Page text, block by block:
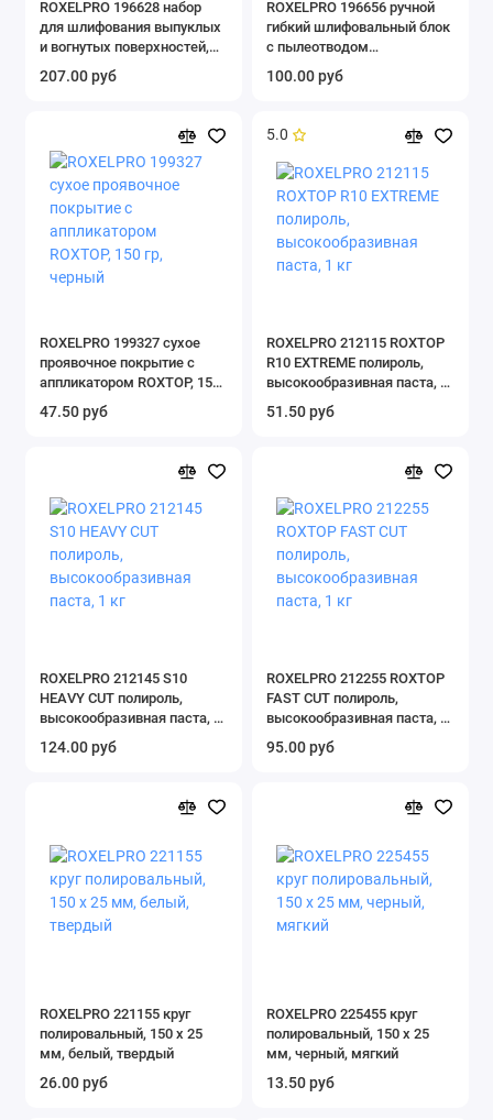
ROXELPRO 196628 набор
для шлифования выпуклых
и вогнутых поверхностей,
шлифок 70 х 198 мм
207.00 руб
ROXELPRO 196656 ручной
гибкий шлифовальный блок
с пылеотводом
регулируемый, 70 х 400 мм
100.00 руб
ROXELPRO 199327 сухое
проявочное покрытие с
аппликатором ROXTOP, 150
гр, черный
47.50 руб
5.0
ROXELPRO 212115 ROXTOP
R10 EXTREME полироль,
высокообразивная паста, 1
кг
51.50 руб
ROXELPRO 212145 S10
HEAVY CUT полироль,
высокообразивная паста, 1
кг
124.00 руб
ROXELPRO 212255 ROXTOP
FAST CUT полироль,
высокообразивная паста, 1
кг
95.00 руб
ROXELPRO 221155 круг
полировальный, 150 х 25
мм, белый, твердый
26.00 руб
ROXELPRO 225455 круг
полировальный, 150 х 25
мм, черный, мягкий
13.50 руб